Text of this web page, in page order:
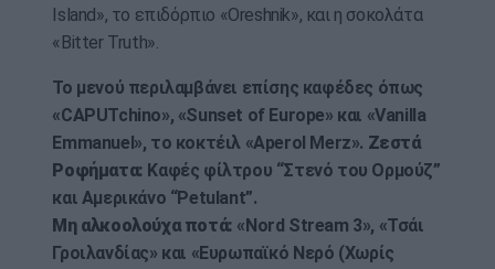
Island», το επιδόρπιο «Oreshnik», και η σοκολάτα
«Bitter Truth».
Το μενού περιλαμβάνει επίσης καφέδες όπως
«CAPUTchino», «Sunset of Europe» και «Vanilla
Emmanuel», το κοκτέιλ «Aperol Merz». Ζεστά
Ροφήματα: Καφές φίλτρου “Στενό του Ορμούζ”
και Αμερικάνο “Petulant”.
Μη αλκοολούχα ποτά: «Nord Stream 3», «Τσάι
Γροιλανδίας» και «Ευρωπαϊκό Νερό (Χωρίς